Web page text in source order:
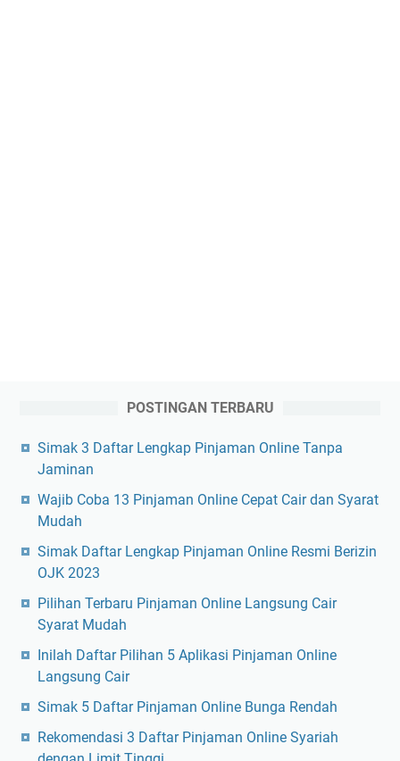
POSTINGAN TERBARU
Simak 3 Daftar Lengkap Pinjaman Online Tanpa
Jaminan
Wajib Coba 13 Pinjaman Online Cepat Cair dan Syarat
Mudah
Simak Daftar Lengkap Pinjaman Online Resmi Berizin
OJK 2023
Pilihan Terbaru Pinjaman Online Langsung Cair
Syarat Mudah
Inilah Daftar Pilihan 5 Aplikasi Pinjaman Online
Langsung Cair
Simak 5 Daftar Pinjaman Online Bunga Rendah
Rekomendasi 3 Daftar Pinjaman Online Syariah